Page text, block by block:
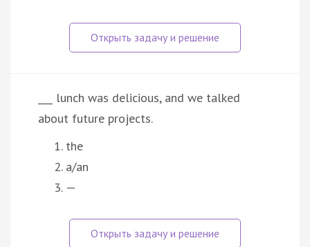
___ lunch was delicious, and we talked
about future projects.
the
a/an
—